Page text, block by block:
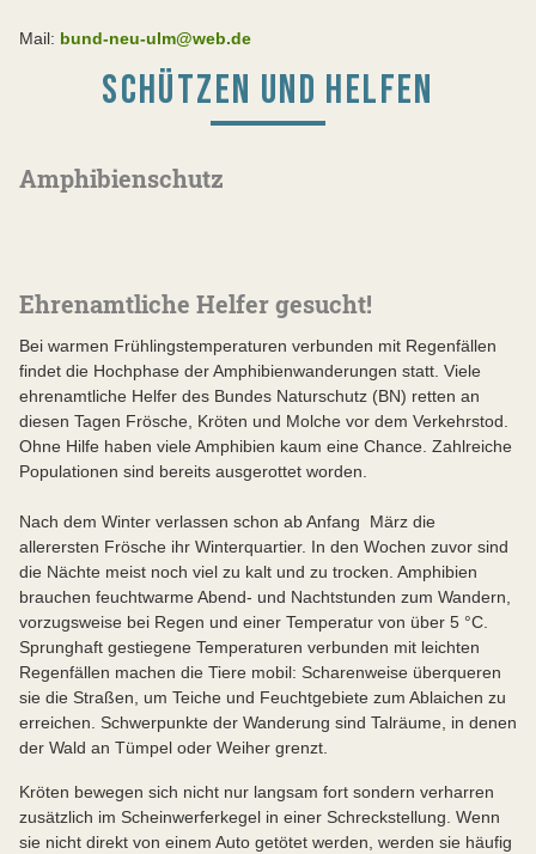
Mail: bund-neu-ulm@web.de
SCHÜTZEN UND HELFEN
Amphibienschutz
Ehrenamtliche Helfer gesucht!
Bei warmen Frühlingstemperaturen verbunden mit Regenfällen
findet die Hochphase der Amphibienwanderungen statt. Viele
ehrenamtliche Helfer des Bundes Naturschutz (BN) retten an
diesen Tagen Frösche, Kröten und Molche vor dem Verkehrstod.
Ohne Hilfe haben viele Amphibien kaum eine Chance. Zahlreiche
Populationen sind bereits ausgerottet worden.
Nach dem Winter verlassen schon ab Anfang März die
allerersten Frösche ihr Winterquartier. In den Wochen zuvor sind
die Nächte meist noch viel zu kalt und zu trocken. Amphibien
brauchen feuchtwarme Abend- und Nachtstunden zum Wandern,
vorzugsweise bei Regen und einer Temperatur von über 5 °C.
Sprunghaft gestiegene Temperaturen verbunden mit leichten
Regenfällen machen die Tiere mobil: Scharenweise überqueren
sie die Straßen, um Teiche und Feuchtgebiete zum Ablaichen zu
erreichen. Schwerpunkte der Wanderung sind Talräume, in denen
der Wald an Tümpel oder Weiher grenzt.
Kröten bewegen sich nicht nur langsam fort sondern verharren
zusätzlich im Scheinwerferkegel in einer Schreckstellung. Wenn
sie nicht direkt von einem Auto getötet werden, werden sie häufig